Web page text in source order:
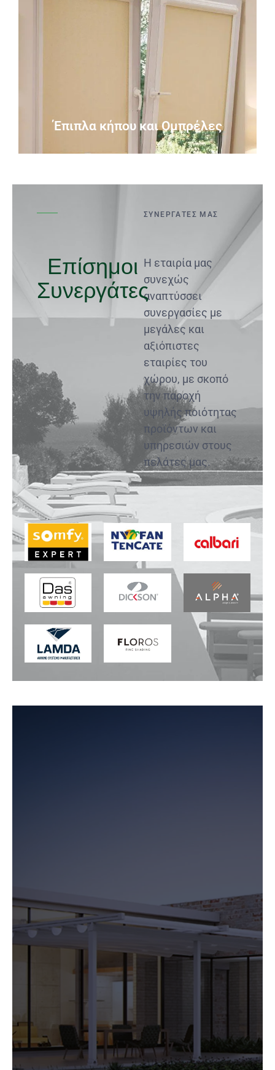
Έπιπλα κήπου και Ομπρέλες
Έπιπλα κήπου και Ομπρέλες
Μεγάλη ποικιλία σε έπιπλα κήπου – βεράντας –
μαξιλάρια για πολυθρόνες – κούνιες ξύλινες και
μεταλλικές.
Περισσότερα
ΣΥΝΕΡΓΆΤΕΣ ΜΑΣ
Επίσημοι
Συνεργάτες
Η εταιρία μας
συνεχώς
αναπτύσσει
συνεργασίες με
μεγάλες και
αξιόπιστες
εταιρίες του
χώρου, με σκοπό
την παροχή
υψηλής ποιότητας
προϊόντων και
υπηρεσιών στους
πελάτες μας.